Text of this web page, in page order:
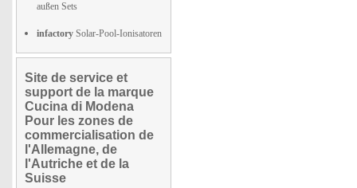
außen Sets
infactory Solar-Pool-Ionisatoren
Site de service et
support de la marque
Cucina di Modena
Pour les zones de
commercialisation de
l'Allemagne, de
l'Autriche et de la
Suisse